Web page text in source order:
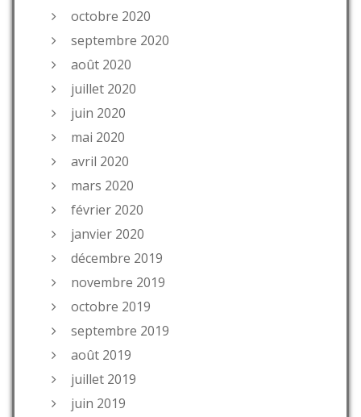
octobre 2020
septembre 2020
août 2020
juillet 2020
juin 2020
mai 2020
avril 2020
mars 2020
février 2020
janvier 2020
décembre 2019
novembre 2019
octobre 2019
septembre 2019
août 2019
juillet 2019
juin 2019